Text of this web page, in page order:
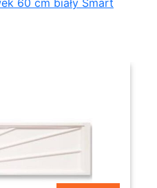
60 cm biały Smart